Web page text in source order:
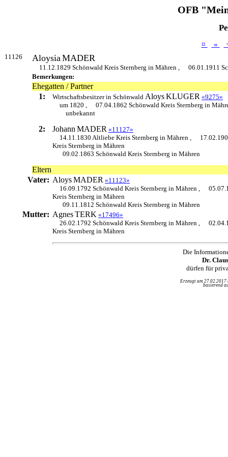
OFB
¤ «
11126 AloysiaMADER
11.12.1829 Schönwald Kreis Sternberg in Mähren ,
06.01.1911
Bemerkungen:
Ehegatten / Partner
1:
Wirtschaftsbesitzer in Schönwald AloysKLUGER «9275»
um 1820 ,
07.04.1862 Schönwald Kreis Sternberg in
unbekannt
2: Johann MADER «11127»
14.11.1830 Altliebe Kreis Sternberg in Mähren ,
Kreis Sternberg in Mähren
09.02.1863 Schönwald Kreis Sternberg in Mähren
Eltern
Vater: AloysMADER «11123»
16.09.1792 Schönwald Kreis Sternberg in Mähren ,
Kreis Sternberg in Mähren
09.11.1812 Schönwald Kreis Sternberg in Mähren
Mutter: AgnesTERK «17496»
26.02.1792 Schönwald Kreis Sternberg in Mähren ,
Kreis Sternberg in Mähren
Die
Dr.
dürfen für
Erzeugt am
basierend